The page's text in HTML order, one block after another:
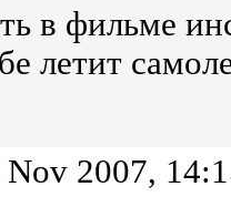
в фильме
летит
Nov 2007,